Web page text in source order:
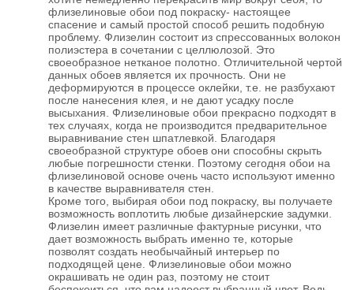
водоснабжение
Вентиляционное
и Пожарное
оборудование
196
Электрика
и
освещение
178
Акционные
товары
флизелиновые обои под покраску- настоящее
спасение и самый простой способ решить подобную
проблему. Флизелин состоит из спрессованных волокон
полиэстера в сочетании с целлюлозой. Это
своеобразное нетканое полотно. Отличительной чертой
данных обоев является их прочность. Они не
деформируются в процессе оклейки, т.е. не разбухают
после нанесения клея, и не дают усадку после
высыхания. Флизелиновые обои прекрасно подходят в
тех случаях, когда не производится предварительное
выравнивание стен шпатлевкой. Благодаря
своеобразной структуре обоев они способны скрыть
любые погрешности стенки. Поэтому сегодня обои на
флизелиновой основе очень часто используют именно
в качестве выравнивателя стен.
Кроме того, выбирая обои под покраску, вы получаете
возможность воплотить любые дизайнерские задумки.
Флизелин имеет различные фактурные рисунки, что
дает возможность выбрать именно те, которые
позволят создать необычайный интерьер по
подходящей цене. Флизелиновые обои можно
окрашивать не один раз, поэтому не стоит